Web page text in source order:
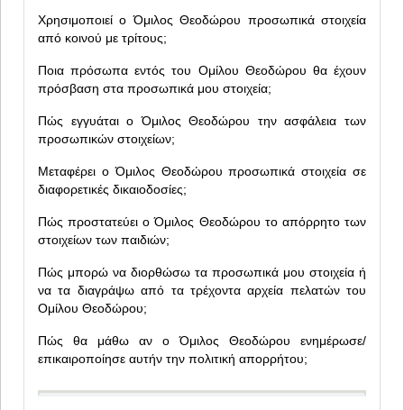
Χρησιμοποιεί ο Όμιλος Θεοδώρου προσωπικά στοιχεία
από κοινού με τρίτους;
Ποια πρόσωπα εντός του Ομίλου Θεοδώρου θα έχουν
πρόσβαση στα προσωπικά μου στοιχεία;
Πώς εγγυάται ο Όμιλος Θεοδώρου την ασφάλεια των
προσωπικών στοιχείων;
Μεταφέρει ο Όμιλος Θεοδώρου προσωπικά στοιχεία σε
διαφορετικές δικαιοδοσίες;
Πώς προστατεύει ο Όμιλος Θεοδώρου το απόρρητο των
στοιχείων των παιδιών;
Πώς μπορώ να διορθώσω τα προσωπικά μου στοιχεία ή
να τα διαγράψω από τα τρέχοντα αρχεία πελατών του
Ομίλου Θεοδώρου;
Πώς θα μάθω αν ο Όμιλος Θεοδώρου ενημέρωσε/
επικαιροποίησε αυτήν την πολιτική απορρήτου;